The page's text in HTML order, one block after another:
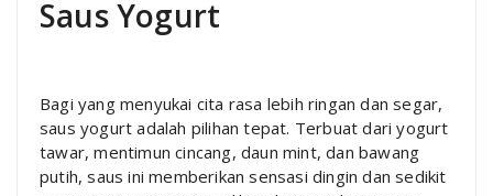
Saus Yogurt
Bagi yang menyukai cita rasa lebih ringan dan segar,
saus yogurt adalah pilihan tepat. Terbuat dari yogurt
tawar, mentimun cincang, daun mint, dan bawang
putih, saus ini memberikan sensasi dingin dan sedikit